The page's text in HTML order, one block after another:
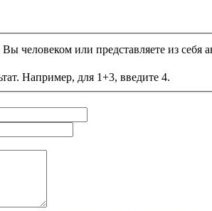
человеком или представляете из себя
Например, для 1+3, введите 4.